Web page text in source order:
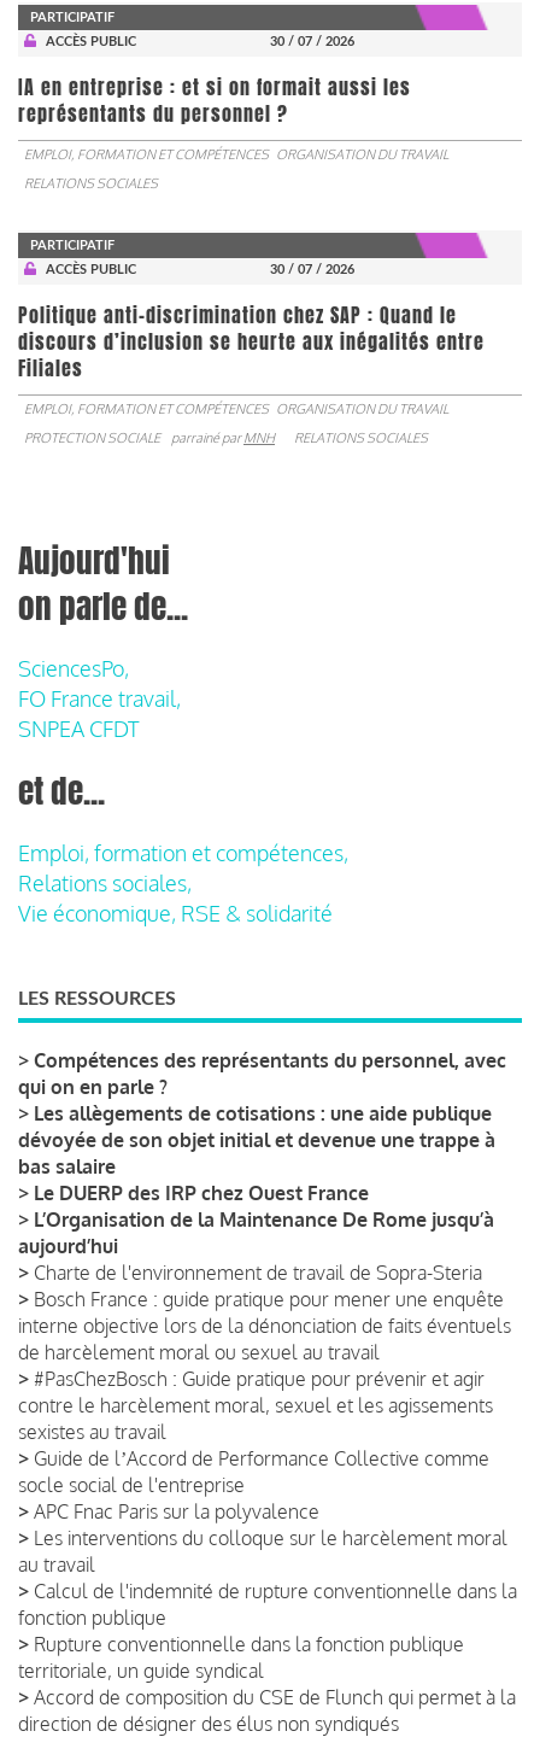
PARTICIPATIF
ACCÈS PUBLIC
30 / 07 / 2026
IA en entreprise : et si on formait aussi les
représentants du personnel ?
EMPLOI, FORMATION ET COMPÉTENCES ORGANISATION DU TRAVAIL
RELATIONS SOCIALES
PARTICIPATIF
ACCÈS PUBLIC
30 / 07 / 2026
Politique anti-discrimination chez SAP : Quand le
discours d’inclusion se heurte aux inégalités entre
Filiales
EMPLOI, FORMATION ET COMPÉTENCES ORGANISATION DU TRAVAIL
PROTECTION SOCIALE
parrainé parMNH RELATIONS SOCIALES
Aujourd'hui
on parle de...
SciencesPo,
FO France travail,
SNPEA CFDT
et de...
Emploi, formation et compétences,
Relations sociales,
Vie économique, RSE & solidarité
LES RESSOURCES
> Compétences des représentants du personnel, avec
qui on en parle ?
> Les allègements de cotisations : une aide publique
dévoyée de son objet initial et devenue une trappe à
bas salaire
> Le DUERP des IRP chez Ouest France
> L’Organisation de la Maintenance De Rome jusqu’à
aujourd’hui
> Charte de l'environnement de travail de Sopra-Steria
> Bosch France : guide pratique pour mener une enquête
interne objective lors de la dénonciation de faits éventuels
de harcèlement moral ou sexuel au travail
> #PasChezBosch : Guide pratique pour prévenir et agir
contre le harcèlement moral, sexuel et les agissements
sexistes au travail
> Guide de lʼAccord de Performance Collective comme
socle social de l'entreprise
> APC Fnac Paris sur la polyvalence
> Les interventions du colloque sur le harcèlement moral
au travail
> Calcul de l'indemnité de rupture conventionnelle dans la
fonction publique
> Rupture conventionnelle dans la fonction publique
territoriale, un guide syndical
> Accord de composition du CSE de Flunch qui permet à la
direction de désigner des élus non syndiqués